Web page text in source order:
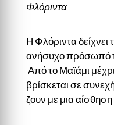
Φλόριντα
Η Φλόριντα δείχνει
ανήσυχο πρόσωπό
Από το Μαϊάμι
βρίσκεται σε
ζουν με μια αίσθηση